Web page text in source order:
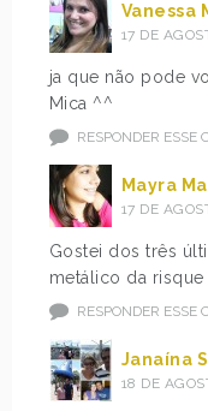
Vanessa
17 DE
ja que não pode
Mica ^^
RESPONDER ESSE
Mayra
17 DE
Gostei dos três
metálico da
RESPONDER ESSE
Janaína
18 DE